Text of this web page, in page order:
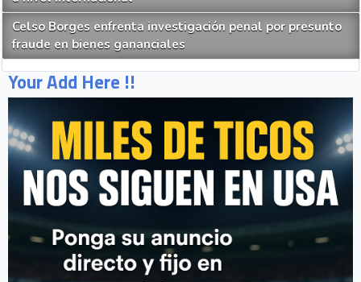
Celso Borges enfrenta investigación penal por presunto
fraude en bienes gananciales
Your Add Here !!